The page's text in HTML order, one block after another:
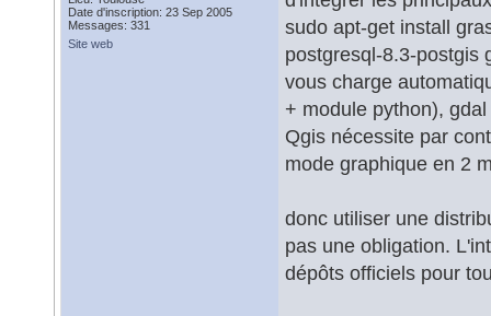
Date d'inscription: 23 Sep 2005
Messages: 331
Site web
sudo apt-get install
postgresql-8.3-postgis
vous charge
+ module python),
Qgis nécessite par
mode graphique en 2
donc utiliser une
pas une obligation.
dépôts officiels pour